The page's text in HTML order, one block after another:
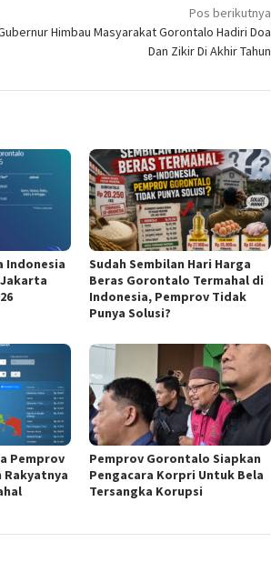
Pos berikutnya
Himbau Masyarakat Gorontalo Hadiri Doa
Dan Zikir Di Akhir Tahun
Indonesia
Sudah Sembilan Hari Harga
Beras Gorontalo Termahal di
Indonesia, Pemprov Tidak
Punya Solusi?
Pemprov
Pemprov Gorontalo Siapkan
Pengacara Korpri Untuk Bela
Tersangka Korupsi